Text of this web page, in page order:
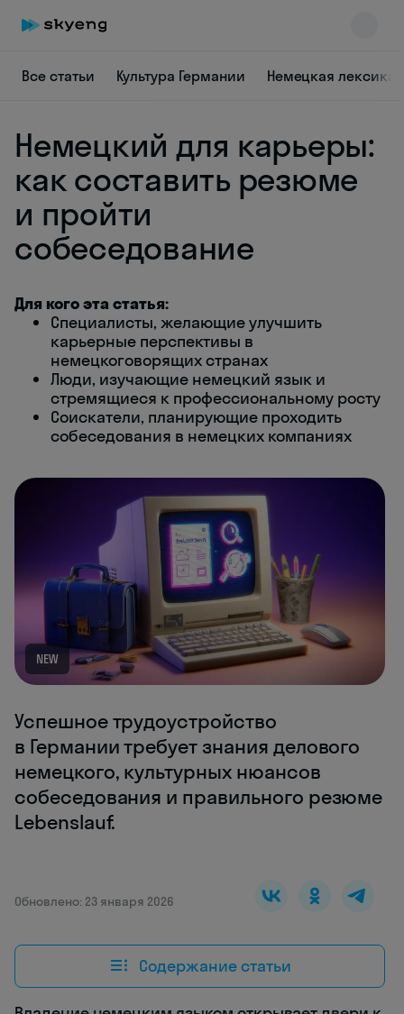
Все статьи Культура Германии Немецкая лексика
Немецкий для карьеры:
как составить резюме
и пройти
собеседование
Для кого эта статья:
Специалисты, желающие улучшить
карьерные перспективы в
немецкоговорящих странах
Люди, изучающие немецкий язык и
стремящиеся к профессиональному росту
Соискатели, планирующие проходить
собеседования в немецких компаниях
NEW
Успешное трудоустройство
в Германии требует знания делового
немецкого, культурных нюансов
собеседования и правильного резюме
Lebenslauf.
Обновлено: 23 января 2026
Содержание статьи
Skyeng Chat
online